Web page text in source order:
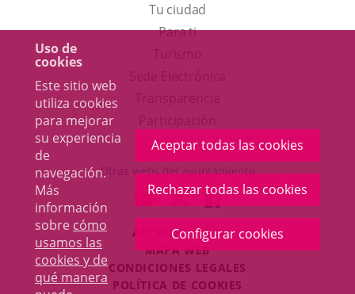
Uso de
cookies
Este sitio web
utiliza cookies
para mejorar
su experiencia
de
navegación.
Más
información
sobre cómo
usamos las
cookies y de
qué manera
Aceptar todas las cookies
Rechazar todas las cookies
Configurar cookies
Tu ciudad
Para ti
en
una
ventana
nueva.
aplicación
externa.
Otras webs del ayuntamiento
ENLACE
A
UNA
APLICACIÓN
EXTERNA.
ENLACE
A
UNA
APLICACIÓN
EXTERNA.
ENLACE
A
UNA
EXTERNA.
ACCESIBILIDAD
MAPA WEB
CONDICIONES LEGALES
POLÍTICA DE COOKIES